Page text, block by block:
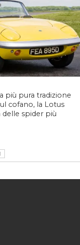
più pura tradizione
cofano, la Lotus
delle spider più